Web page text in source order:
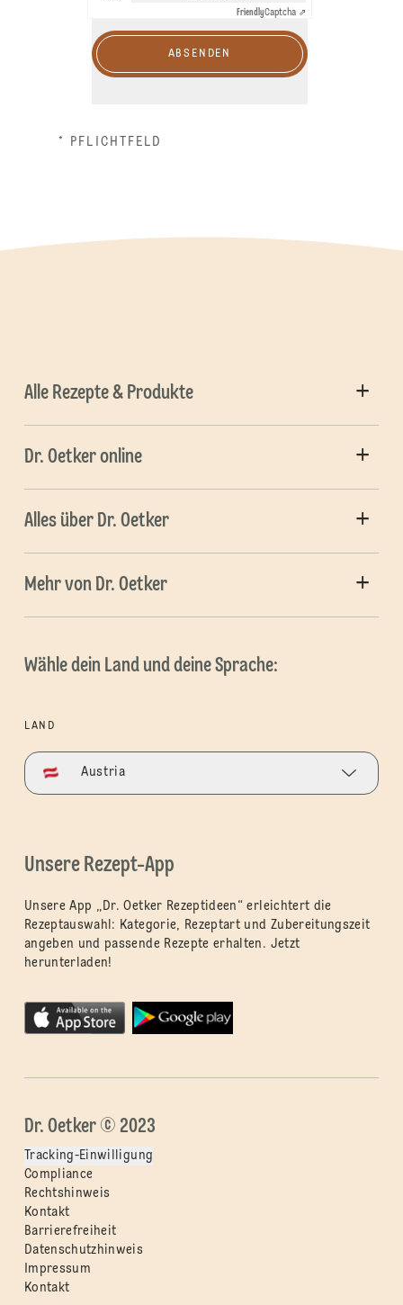
FriendlyCaptcha ⇗
ABSENDEN
* PFLICHTFELD
Alle Rezepte & Produkte
Dr. Oetker online
Alles über Dr. Oetker
Mehr von Dr. Oetker
Wähle dein Land und deine Sprache:
LAND
Austria
Unsere Rezept-App
Unsere App „Dr. Oetker Rezeptideen“ erleichtert die
Rezeptauswahl: Kategorie, Rezeptart und Zubereitungszeit
angeben und passende Rezepte erhalten. Jetzt
herunterladen!
Dr. Oetker © 2023
Tracking-Einwilligung
Compliance
Rechtshinweis
Kontakt
Barrierefreiheit
Datenschutzhinweis
Impressum
Kontakt